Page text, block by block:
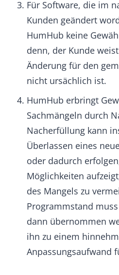
nach Bestellung)
c) Zahlungsbedingungen
Sofern vertraglich nicht
gilt der von HumHub auf
angegebene Preis. Dieser
sofortigen Zahlung fällig.
HumHub bietet als
Commercial License
Zahlung per Kreditkarte
Zusätzlich zu den in § 4 b)
Maßnahmen verliert die
License bei
In diesem Fall ist die
Installation unverzüglich
machen oder dessen
Bestimmungen der AGPL
veröffentlichen.